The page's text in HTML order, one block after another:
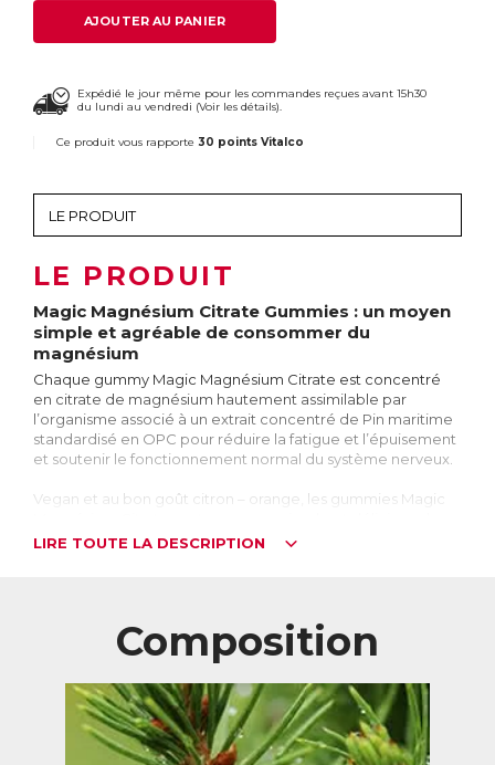
AJOUTER AU PANIER
Expédié le jour même pour les commandes reçues avant 15h30
du lundi au vendredi (Voir les détails).
Ce produit vous rapporte 30 points Vitalco
LE PRODUIT
Magic Magnésium Citrate Gummies : un moyen
simple et agréable de consommer du
magnésium
Chaque gummy Magic Magnésium Citrate est concentré
en citrate de magnésium hautement assimilable par
l’organisme associé à un extrait concentré de Pin maritime
standardisé en OPC pour réduire la fatigue et l’épuisement
et soutenir le fonctionnement normal du système nerveux.
Vegan et au bon goût citron – orange, les gummies Magic
supplémenter en magnésium.
→ les personnes stressées, fatiguées, voire épuisées
→ les sportifs, à la perte de magnésium accrue
→ les personnes qui ont des apports alimentaires
insuffisants en magnésium
→ les enfants à partir de 4 ans, qui ont besoin d’un apport
supplémentaire en magnésium
LIRE TOUTE LA DESCRIPTION
Composition